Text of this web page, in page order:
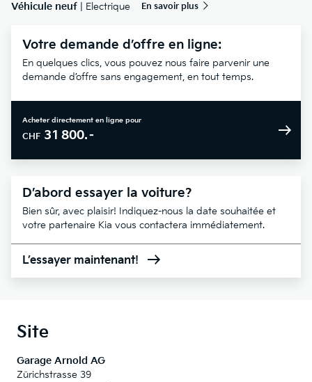
Véhicule neuf | Electrique En savoir plus
Votre demande d’offre en ligne:
En quelques clics, vous pouvez nous faire parvenir une
demande d’offre sans engagement, en tout temps.
Acheter directement en ligne pour
CHF 31 800.–
D’abord essayer la voiture?
Bien sûr, avec plaisir! Indiquez-nous la date souhaitée et
votre partenaire Kia vous contactera immédiatement.
L’essayer maintenant!
Site
Garage Arnold AG
Zürichstrasse 39